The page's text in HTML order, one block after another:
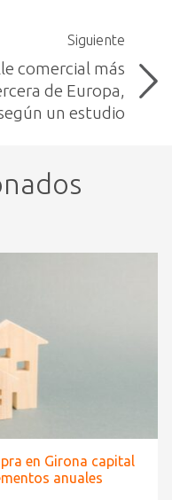
Siguiente
comercial más
de Europa,
un estudio
en Girona capital
anuales